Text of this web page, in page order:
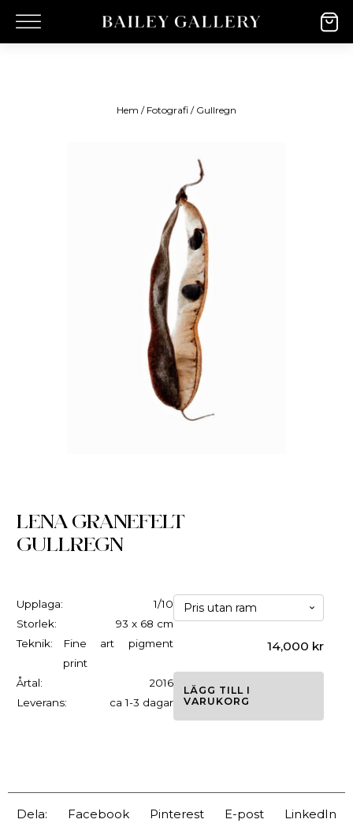
Hem / Fotografi / Gullregn
LENA GRANEFELT
GULLREGN
Upplaga:
1/10
Storlek:
93 x 68 cm
Teknik:
Fine art pigment
print
Årtal:
2016
Leverans:
ca 1-3 dagar
14,000 kr
LÄGG TILL I
VARUKORG
Dela: Facebook Pinterest E-post LinkedIn